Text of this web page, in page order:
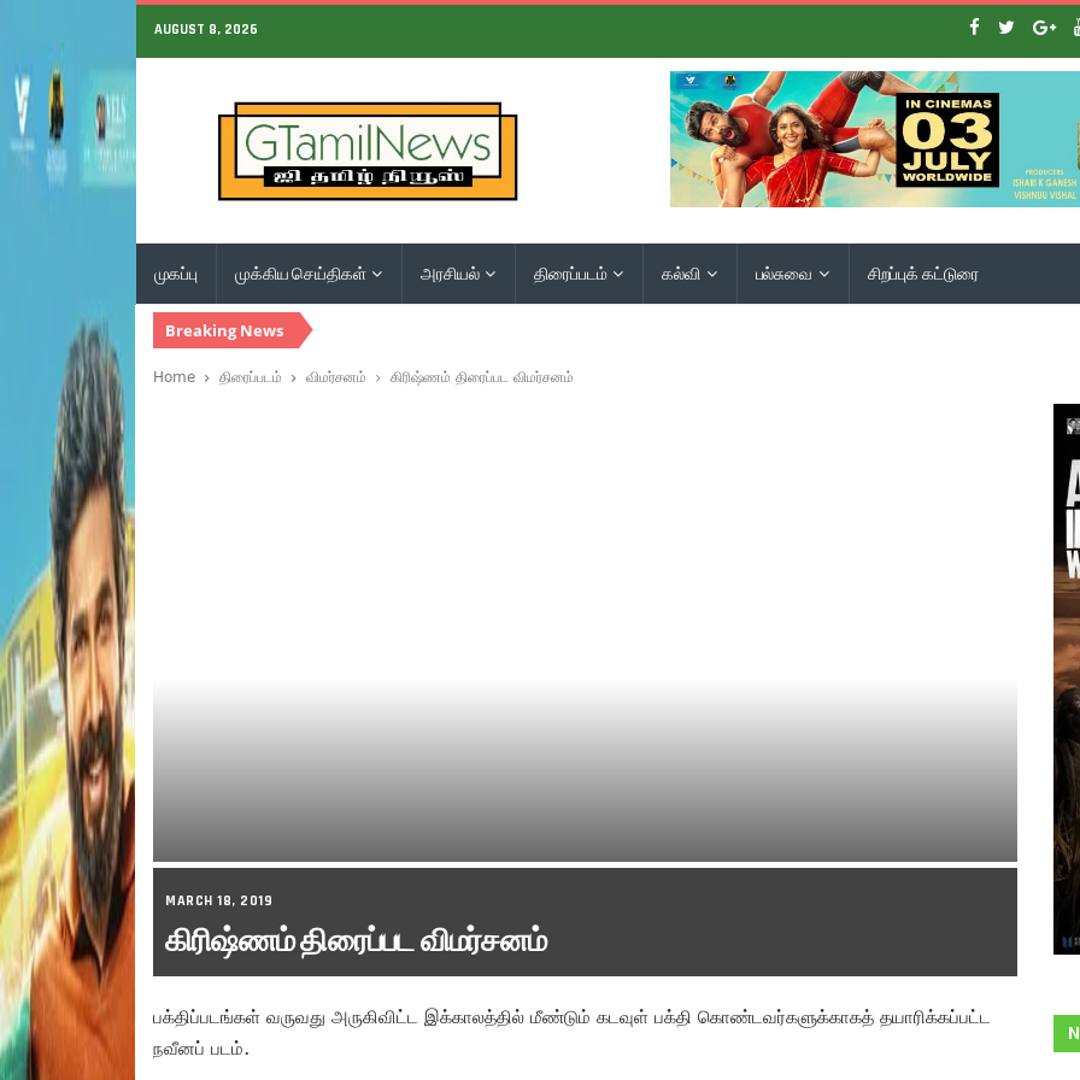
AUGUST 8, 2026
முகப்பு முக்கிய செய்திகள் அரசியல் திரைப்படம் கல்வி பல்சுவை சிறப்புக் கட்டுரை
Breaking News
Home திரைப்படம் விமர்சனம் கிரிஷ்ணம் திரைப்பட விமர்சனம்
MARCH 18, 2019
கிரிஷ்ணம் திரைப்பட விமர்சனம்
பக்திப்படங்கள் வருவது அருகிவிட்ட இக்காலத்தில் மீண்டும் கடவுள் பக்தி கொண்டவர்களுக்காகத் தயாரிக்கப்பட்ட
நவீனப் படம்.